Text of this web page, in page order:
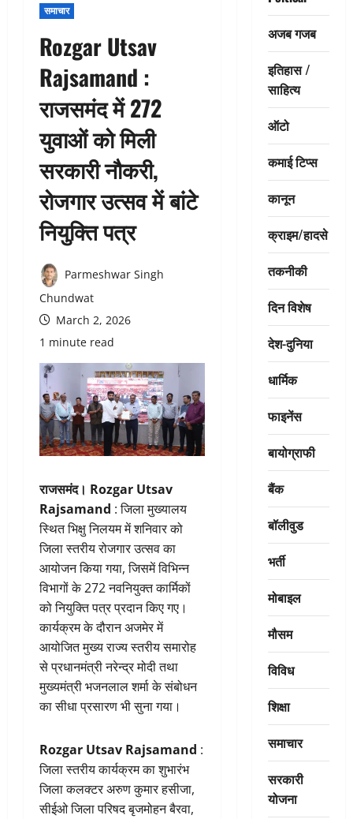
समाचार
Rozgar Utsav
Rajsamand :
राजसमंद में 272
युवाओं को मिली
सरकारी नौकरी,
रोजगार उत्सव में बांटे
नियुक्ति पत्र
Parmeshwar Singh
Chundwat
March 2, 2026
1 minute read
राजसमंद। Rozgar Utsav
Rajsamand : जिला मुख्यालय
स्थित भिक्षु निलयम में शनिवार को
जिला स्तरीय रोजगार उत्सव का
आयोजन किया गया, जिसमें विभिन्न
विभागों के 272 नवनियुक्त कार्मिकों
को नियुक्ति पत्र प्रदान किए गए।
कार्यक्रम के दौरान अजमेर में
आयोजित मुख्य राज्य स्तरीय समारोह
से प्रधानमंत्री नरेन्द्र मोदी तथा
मुख्यमंत्री भजनलाल शर्मा के संबोधन
का सीधा प्रसारण भी सुना गया।
Rozgar Utsav Rajsamand :
जिला स्तरीय कार्यक्रम का शुभारंभ
जिला कलक्टर अरुण कुमार हसीजा,
सीईओ जिला परिषद बृजमोहन बैरवा,
अजब गजब
इतिहास /
साहित्य
ऑटो
कमाई टिप्स
कानून
क्राइम/हादसे
तकनीकी
दिन विशेष
देश-दुनिया
धार्मिक
फाइनेंस
बायोग्राफी
बैंक
बॉलीवुड
भर्ती
मोबाइल
मौसम
विविध
शिक्षा
समाचार
सरकारी
योजना